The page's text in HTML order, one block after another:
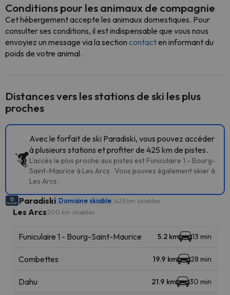
Conditions pour les animaux de compagnie
Cet hébergement accepte les animaux domestiques. Pour
consulter ses conditions, il est indispensable que vous nous
envoyiez un message via la section contacten informant du
poids de votre animal.
Distances vers les stations de ski les plus
proches
Avec le forfait de ski Paradiski, vous pouvez accéder
à plusieurs stations et profiter de 425 km de pistes.
L'accès le plus proche aux pistes est Funiculaire 1 - Bourg-
Saint-Maurice à Les Arcs . Vous pouvez également skier à
Les Arcs .
Paradiski Domaine skiable 425 km skiables
Les Arcs 200 km skiables
Funiculaire 1 - Bourg-Saint-Maurice 5.2 km 13 min
Combettes 19.9 km 28 min
Dahu 21.9 km 30 min